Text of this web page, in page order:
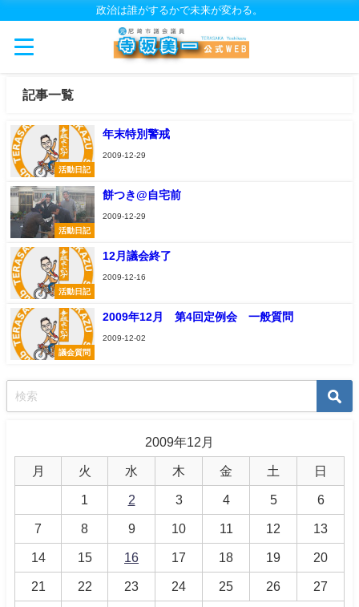
政治は誰がするかで未来が変わる。
記事一覧
活動日記
年末特別警戒
2009-12-29
活動日記
餅つき@自宅前
2009-12-29
活動日記
12月議会終了
2009-12-16
議会質問
2009年12月 第4回定例会 一般質問
2009-12-02
2009年12月
月 火 水 木 金 土 日
1 2 3 4 5 6
7 8 9 10 11 12 13
14 15 16 17 18 19 20
21 22 23 24 25 26 27